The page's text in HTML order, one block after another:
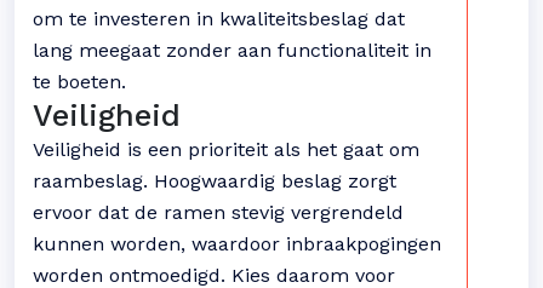
om te investeren in kwaliteitsbeslag dat
lang meegaat zonder aan functionaliteit in
te boeten.
Veiligheid
Veiligheid is een prioriteit als het gaat om
raambeslag. Hoogwaardig beslag zorgt
ervoor dat de ramen stevig vergrendeld
kunnen worden, waardoor inbraakpogingen
worden ontmoedigd. Kies daarom voor